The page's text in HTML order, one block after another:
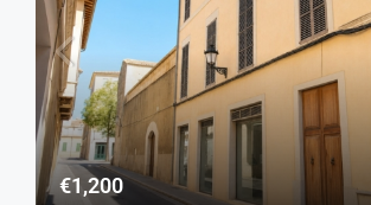
€1,200